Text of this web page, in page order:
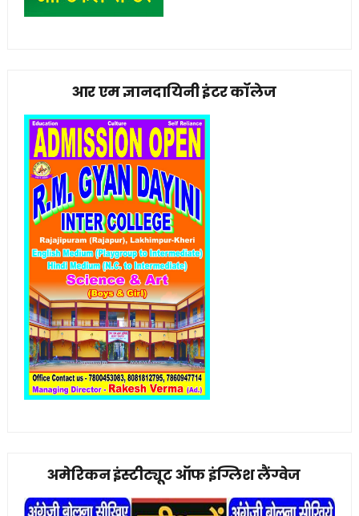
आर एम ज्ञानदायिनी इंटर कॉलेज
अमेरिकन इंस्टीट्यूट ऑफ इंग्लिश लैंग्वेज